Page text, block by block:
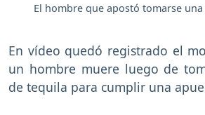
El hombre que apostó tomarse
En vídeo quedó registrado el
un hombre muere luego de
de tequila para cumplir una